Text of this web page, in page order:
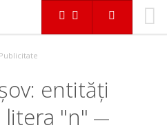
Publicitate
entităţi
litera "n"